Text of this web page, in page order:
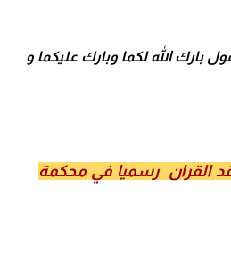
بارك الله لكما وبارك عليكما و
القران رسميا في محكمة